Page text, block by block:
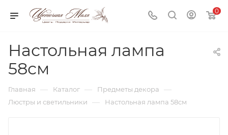
0
Настольная лампа
58см
Главная — Каталог — Предметы декора —
Люстры и светильники — Настольная лампа 58см